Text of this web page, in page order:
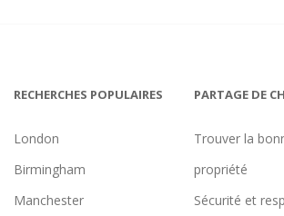
RECHERCHES POPULAIRES
London
Birmingham
Manchester
PARTAGE DE
Trouver la
propriété
Sécurité et